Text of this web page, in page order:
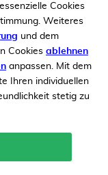
Cookies
Weiteres
und dem
Cookies ablehnen
anpassen. Mit dem
Ihren individuellen
stetig zu